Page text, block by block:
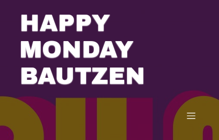
HAPPY
MONDAY
BAUTZEN